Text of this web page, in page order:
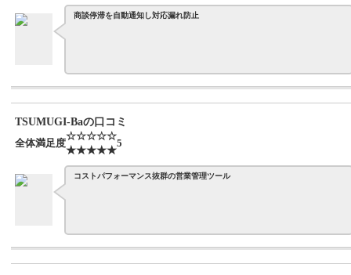
商談停滞を自動通知し対応漏れ防止
TSUMUGI-Baの口コミ
全体満足度
☆☆☆☆☆
★★★★★
5
コストパフォーマンス抜群の営業管理ツール